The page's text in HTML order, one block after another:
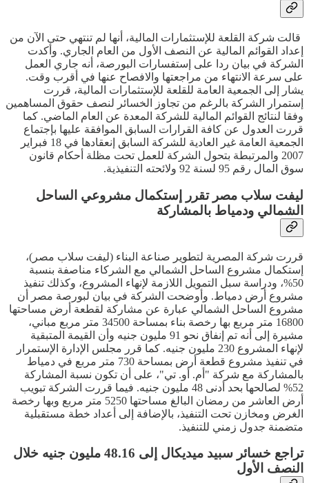
قالت شركة القلعة للإستثمارات المالية، أنها لم تنتهي حتى الآن من
إعداد القوائم المالية عن النصف الأول من العام الجاري. وأكدت
الشركة في بيان ردا على إستفسارات البورصة، أنه جاري العمل
على سرعة الانتهاء من مراجعتها والافصاح عنها في أقرب وقت.
يشار إلى الجمعية العامة للقلعة للإستثمارات المالية، قررت
إستمرار الشركة بالرغم من تجاوز الخسائر لنصف حقوق المساهمين
وفقا لنتائج القوائم المالية للشركة المعدة عن العام الماضي. كما
قررت العدول عن كافة القرارات السابق الموافقة عليها بإجتماع
الجمعية العامة غير العادية للشركة السابق إنعقادها في 18 فبراير
2007 والمرتبطة بتحول الشركة للعمل تحت مظلة أحكام قانون
سوق المال رقم 95 لسنة 92 ولائحته التنفيذية.
ليفت سلاب مصر تقرر إستكمال مشروعي الساحل
الشمالي ودمياط بالمشاركة
قررت شركة المصرية لتطوير صناعة البناء (ليفت سلاب مصر)،
إستكمال مشروع الساحل الشمالي مع الشركاء مناصفة بنسبة
50%، ودراسة سبل التمويل اللازمة لإنهاء المشروع، وكذلك تنفيذ
مشروع أرض دمياط. وأوضحت الشركة في بيان لبورصة مصر أن
مشروع الساحل الشمالي عبارة عن مشاركة لقطعة أرض مساحتها
16800 متر مربع بها رخصة بناء بمساحة 34500 متر مربع مباني،
مشيرة إلى أنه تم إنفاق نحو 91 مليون جنيه وأن القيمة المتبقية
لإنهاء المشروع 230 مليون جنيه. كما قرر مجلس الإدارة الإستمرار
في تنفيذ مشروع قطعة أرض بمساحة 730 متر مربع في دمياط
بالمشاركة مع شركة "أم. أو. تي"، على أن تكون نسبة المشاركة
52% لصالحها بحد أدنى 48 مليون جنيه. فيما قررت الشركة تبويب
أرض العاشر من رمضان البالغ مساحتها 5250 متر مربع وبها رخصة
الغرض ومخازن تحت التنفيذ، بالإضافة إلى أعداد خطة مستقبلية
متضمنة جدول زمني للتنفيذ.
تراجع خسائر سبيد ميديكال إلى 48.16 مليون جنيه خلال
النصف الأول